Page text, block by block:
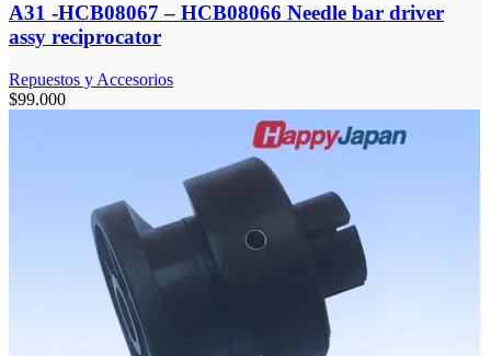
A31 -HCB08067 – HCB08066 Needle bar driver
assy reciprocator
Repuestos y Accesorios
$99.000